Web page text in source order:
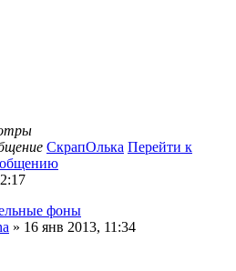
СкрапОлька Перейти к
фоны
» 16 янв 2013, 11:34